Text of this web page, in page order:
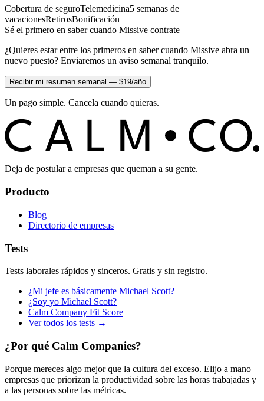
Cobertura de seguroTelemedicina5 semanas de
vacacionesRetirosBonificación
Sé el primero en saber cuando Missive contrate
¿Quieres estar entre los primeros en saber cuando Missive abra un
nuevo puesto? Enviaremos un aviso semanal tranquilo.
Recibir mi resumen semanal — $19/año
Un pago simple. Cancela cuando quieras.
C ALM C O.
Deja de postular a empresas que queman a su gente.
Producto
Blog
Directorio de empresas
Tests
Tests laborales rápidos y sinceros. Gratis y sin registro.
¿Mi jefe es básicamente Michael Scott?
¿Soy yo Michael Scott?
Calm Company Fit Score
Ver todos los tests →
¿Por qué Calm Companies?
Porque mereces algo mejor que la cultura del exceso. Elijo a mano
empresas que priorizan la productividad sobre las horas trabajadas y
a las personas sobre las métricas.